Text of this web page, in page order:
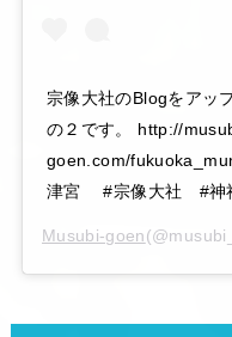
宗像大社のBlogをアッ
の２です。 http://
goen.com/
津宮 #宗像大社 #
Musubi-goen